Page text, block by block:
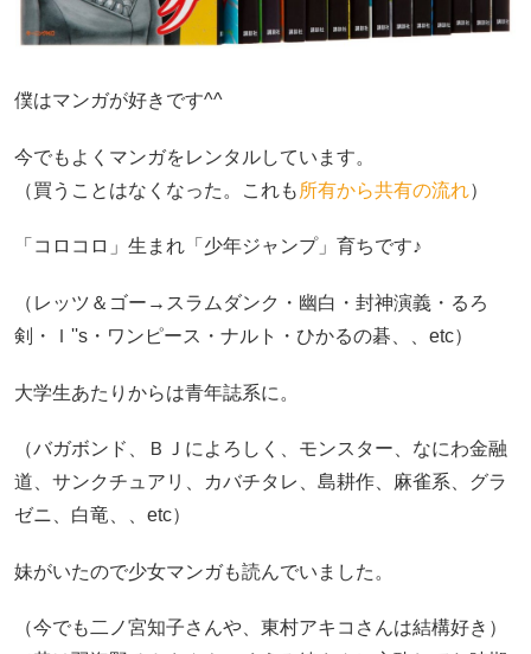
僕はマンガが好きです^^
今でもよくマンガをレンタルしています。
（買うことはなくなった。これも 所有から共有の流れ）
「コロコロ」生まれ「少年ジャンプ」育ちです♪
（レッツ＆ゴー→スラムダンク・幽白・封神演義・るろ
剣・Ｉ''s・ワンピース・ナルト・ひかるの碁、、etc）
大学生あたりからは青年誌系に。
（バガボンド、ＢＪによろしく、モンスター、なにわ金融
道、サンクチュアリ、カバチタレ、島耕作、麻雀系、グラ
ゼニ、白竜、、etc）
妹がいたので少女マンガも読んでいました。
（今でも二ノ宮知子さんや、東村アキコさんは結構好き）